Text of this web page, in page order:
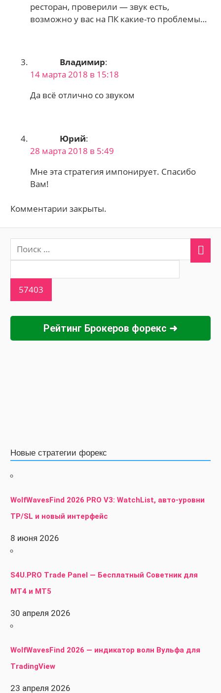
ресторан, проверили — звук есть,
возможно у вас на ПК какие-то проблемы…
Владимир:
14 марта 2018 в 15:18
Да всё отлично со звуком
Юрий:
28 марта 2018 в 5:49
Мне эта стратегия импонирует. Спасибо
Вам!
Комментарии закрыты.
Рейтинг Брокеров форекс ➜
Новые стратегии форекс
WolfWavesFind 2026 PRO V3: WatchList, авто-уровни
TP/SL и новый интерфейс
8 июня 2026
S4U.PRO Trade Panel — Бесплатный Советник для
MT4 и MT5
30 апреля 2026
WolfWavesFind 2026 — индикатор волн Вульфа для
TradingView
23 апреля 2026